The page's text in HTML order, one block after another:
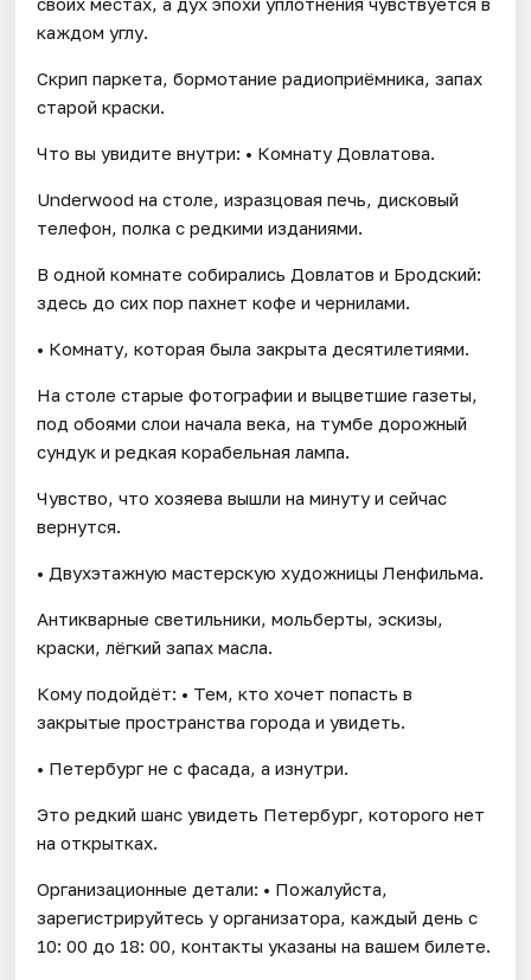
каждом углу.
Скрип паркета, бормотание радиоприёмника, запах
старой краски.
Что вы увидите внутри: • Комнату Довлатова.
Underwood на столе, изразцовая печь, дисковый
телефон, полка с редкими изданиями.
В одной комнате собирались Довлатов и Бродский:
здесь до сих пор пахнет кофе и чернилами.
• Комнату, которая была закрыта десятилетиями.
На столе старые фотографии и выцветшие газеты,
под обоями слои начала века, на тумбе дорожный
сундук и редкая корабельная лампа.
Чувство, что хозяева вышли на минуту и сейчас
вернутся.
• Двухэтажную мастерскую художницы Ленфильма.
Антикварные светильники, мольберты, эскизы,
краски, лёгкий запах масла.
Кому подойдёт: • Тем, кто хочет попасть в
закрытые пространства города и увидеть.
• Петербург не с фасада, а изнутри.
Это редкий шанс увидеть Петербург, которого нет
на открытках.
Организационные детали: • Пожалуйста,
зарегистрируйтесь у организатора, каждый день c
10: 00 до 18: 00, контакты указаны на вашем билете.